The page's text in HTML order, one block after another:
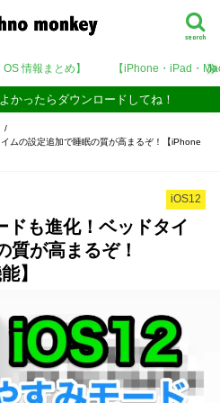
search
OS 情報まとめ】 【iPhone・iPad・
かったらダウンロードしてね！
ムの設定追加で睡眠の質が高まるぞ！【iPhone
iOS12
ドも進化！ベッドタイ
質が高まるぞ！
】